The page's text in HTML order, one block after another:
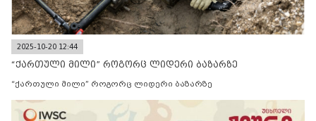
2025-10-20 12:44
“ქართული მილი” როგორც ლიდერი ბაზარზე
“ქართული მილი” როგორც ლიდერი ბაზარზე